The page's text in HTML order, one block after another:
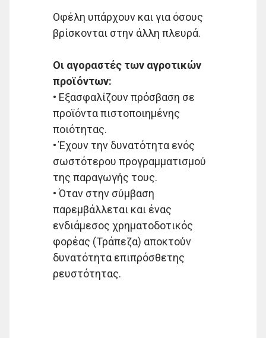
Οφέλη υπάρχουν και για όσους
βρίσκονται στην άλλη πλευρά.
Οι αγοραστές των αγροτικών
προϊόντων:
• Εξασφαλίζουν πρόσβαση σε
προϊόντα πιστοποιημένης
ποιότητας.
• Έχουν την δυνατότητα ενός
σωστότερου προγραμματισμού
της παραγωγής τους.
• Όταν στην σύμβαση
παρεμβάλλεται και ένας
ενδιάμεσος χρηματοδοτικός
φορέας (Τράπεζα) αποκτούν
δυνατότητα επιπρόσθετης
ρευστότητας.